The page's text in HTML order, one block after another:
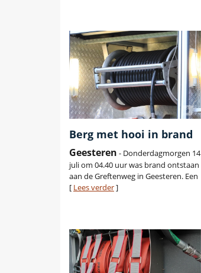
Berg met hooi in brand
Geesteren - Donderdagmorgen 14
juli om 04.40 uur was brand ontstaan
aan de Greftenweg in Geesteren. Een
[ Lees verder]